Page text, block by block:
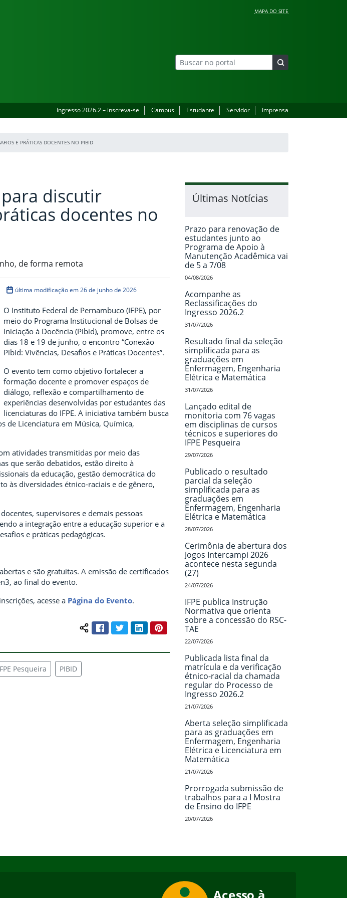
MAPA DO SITE
Ingresso 2026.2 – inscreva-se Campus Estudante Servidor Imprensa
E PRÁTICAS DOCENTES NO PIBID
discutir
docentes no
de forma remota
última modificação em 26 de junho de 2026
O Instituto Federal de Pernambuco (IFPE), por
meio do Programa Institucional de Bolsas de
Iniciação à Docência (Pibid), promove, entre os
dias 18 e 19 de junho, o encontro “Conexão
Pibid: Vivências, Desafios e Práticas Docentes”.
O evento tem como objetivo fortalecer a
formação docente e promover espaços de
diálogo, reflexão e compartilhamento de
experiências desenvolvidas por estudantes das
licenciaturas do IFPE. A iniciativa também busca
de Licenciatura em Música, Química,
atividades transmitidas por meio das
que serão debatidos, estão direito à
da educação, gestão democrática do
às diversidades étnico-raciais e de gênero,
supervisores e demais pessoas
a integração entre a educação superior e a
e práticas pedagógicas.
e são gratuitas. A emissão de certificados
ao final do evento.
acesse a Página do Evento.
Compartilhar conteúdo:
FacebookTwitterLinkedInPinterest
Pesqueira PIBID
Últimas Notícias
Prazo para renovação de
estudantes junto ao
Programa de Apoio à
Manutenção Acadêmica vai
de 5 a 7/08
04/08/2026
Acompanhe as
Reclassificações do
Ingresso 2026.2
31/07/2026
Resultado final da seleção
simplificada para as
graduações em
Enfermagem, Engenharia
Elétrica e Matemática
31/07/2026
Lançado edital de
monitoria com 76 vagas
em disciplinas de cursos
técnicos e superiores do
IFPE Pesqueira
29/07/2026
Publicado o resultado
parcial da seleção
simplificada para as
graduações em
Enfermagem, Engenharia
Elétrica e Matemática
28/07/2026
Cerimônia de abertura dos
Jogos Intercampi 2026
acontece nesta segunda
(27)
24/07/2026
IFPE publica Instrução
Normativa que orienta
sobre a concessão do RSC-
TAE
22/07/2026
Publicada lista final da
matrícula e da verificação
étnico-racial da chamada
regular do Processo de
Ingresso 2026.2
21/07/2026
Aberta seleção simplificada
para as graduações em
Enfermagem, Engenharia
Elétrica e Licenciatura em
Matemática
21/07/2026
Prorrogada submissão de
trabalhos para a I Mostra
de Ensino do IFPE
20/07/2026